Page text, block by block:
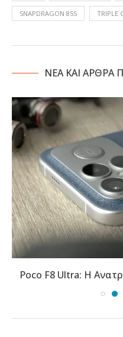
SNAPDRAGON 855 TRIPLE
NΕΑ ΚΑΙ ΑΡΘΡΑ
Poco F8 Ultra: Η